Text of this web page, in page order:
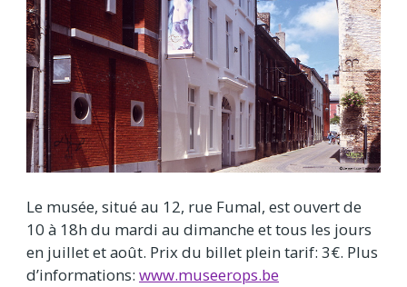
Le musée, situé au 12, rue Fumal, est ouvert de
10 à 18h du mardi au dimanche et tous les jours
en juillet et août. Prix du billet plein tarif: 3€. Plus
d’informations: www.museerops.be